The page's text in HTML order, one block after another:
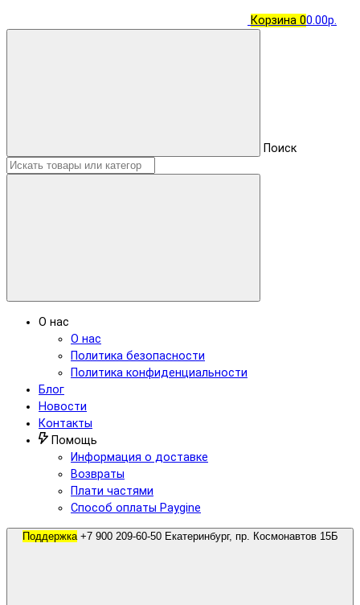
Корзина 00.00р.
Поиск
О нас
О нас
Политика безопасности
Политика конфиденциальности
Блог
Новости
Контакты
Помощь
Информация о доставке
Возвраты
Плати частями
Способ оплаты Paygine
Поддержка